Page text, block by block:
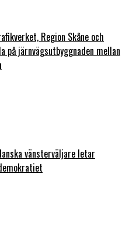
Region Skåne och
på järnvägsutbyggnaden mellan
vänsterväljare letar